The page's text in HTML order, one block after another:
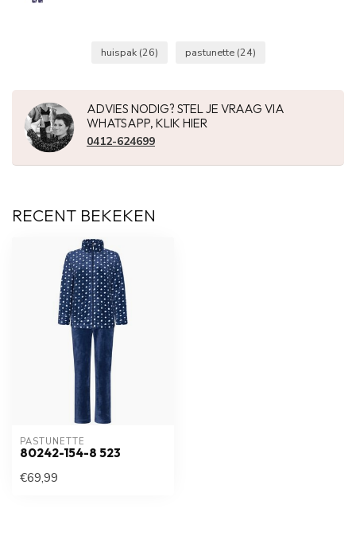
huispak (26) pastunette (24)
ADVIES NODIG? STEL JE VRAAG VIA
WHATSAPP, KLIK HIER
0412-624699
RECENT BEKEKEN
PASTUNETTE
80242-154-8 523
€69,99